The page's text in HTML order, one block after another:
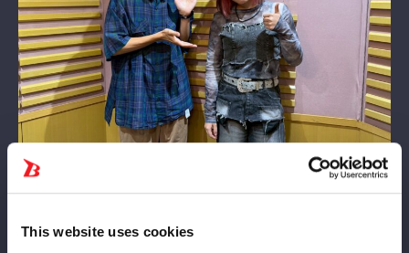
This website uses cookies
新日本プロレスとスターダムがタッグを組んでお届けしている、
ニッポン放送『新日本プロレス×スターダム presents RADIO X-